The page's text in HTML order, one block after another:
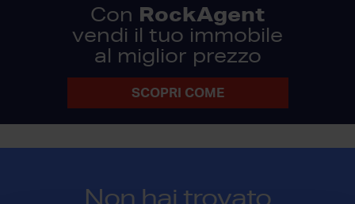
Con RockAgent
vendi il tuo immobile
al miglior prezzo
SCOPRI COME
Non hai trovato